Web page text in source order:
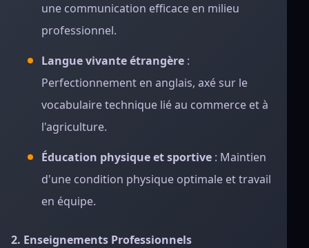
une communication efficace en milieu
professionnel.
Langue vivante étrangère :
Perfectionnement en anglais, axé sur le
vocabulaire technique lié au commerce et à
l'agriculture.
Éducation physique et sportive : Maintien
d'une condition physique optimale et travail
en équipe.
2. Enseignements Professionnels